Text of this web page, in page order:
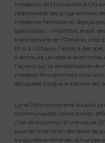
médecine de l’Université
responsable des programmes
médecine familiale et, depuis
spécialistes : « Montfort étant
francophone de l’Ontario, c’est
Et si à Ottawa, l’accès à des
il demeure un obstacle en
l’accent sur la sensibilisation de
médecin foncièrement
décuplées lorsque le patient est
Lyne Pitre comprend au plus
communautés minoritaires,
c’est être porteur d’une cause.
tous les matins en décidant de
lorsqu’elle entend des échanges